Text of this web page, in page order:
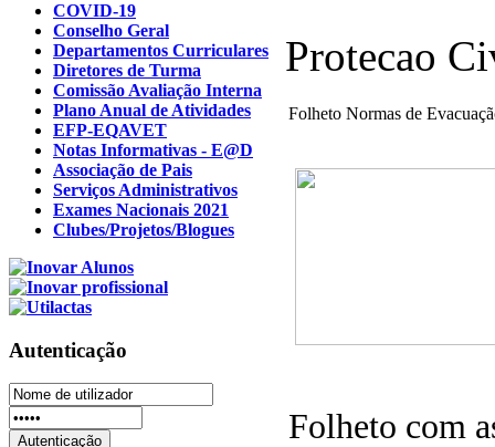
Protecao
Folheto Normas de
Folheto com
COVID-19
Conselho Geral
Departamentos Curriculares
Diretores de Turma
Comissão Avaliação Interna
Plano Anual de Atividades
EFP-EQAVET
Notas Informativas - E@D
Associação de Pais
Serviços Administrativos
Exames Nacionais 2021
Clubes/Projetos/Blogues
Autenticação